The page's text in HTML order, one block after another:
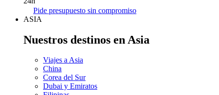
Pide presupuesto sin compromiso
ASIA
Nuestros destinos en Asia
Viajes a Asia
China
Corea del Sur
Dubai y Emiratos